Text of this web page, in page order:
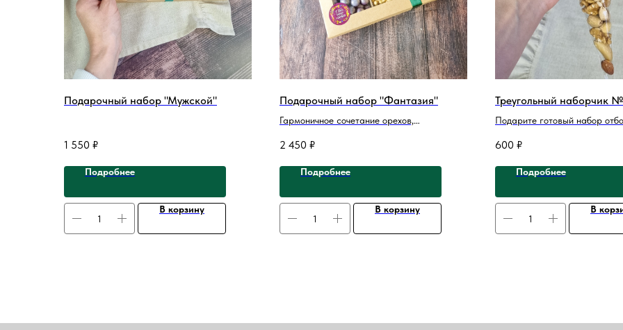
Подарочный набор "Мужской"
1 550 ₽
Подробнее
В корзину
Подарочный набор "Фантазия"
Гармоничное сочетание орехов,
премиального качества.
2 450 ₽
Подробнее
В корзину
Треугольный наборчик
Подарите готовый набор
будет напоминать о вас
съедобного подарка.
600 ₽
Подробнее
В